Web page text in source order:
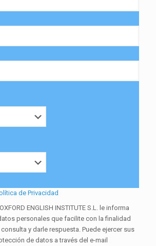
de Privacidad
ENGLISH INSTITUTE S.L. le informa
personales que facilite con la finalidad
y darle respuesta. Puede ejercer sus
de datos a través del e-mail